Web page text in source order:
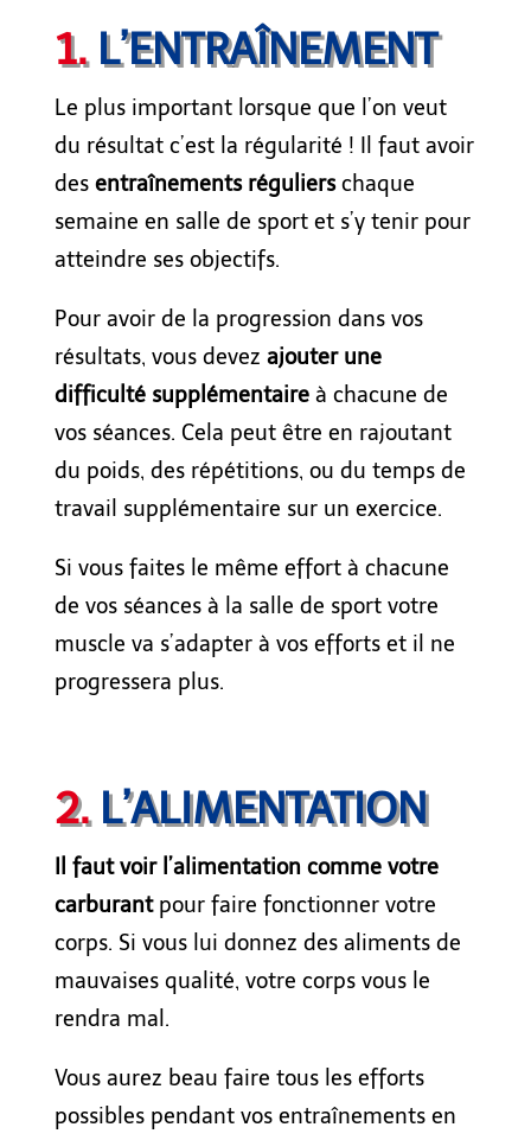
1.L’ENTRAÎNEMENT
Le plus important lorsque que l’on veut
du résultat c’est la régularité ! Il faut avoir
desentraînements régulierschaque
semaine en salle de sport et s’y tenir pour
atteindre ses objectifs.
Pour avoir de la progression dans vos
résultats, vous devezajouter une
difficulté supplémentaire à chacune de
vos séances. Cela peut être en rajoutant
du poids, des répétitions, ou du temps de
travail supplémentaire sur un exercice.
Si vous faites le même effort à chacune
de vos séances à la salle de sport votre
muscle va s’adapter à vos efforts et il ne
progressera plus.
2.L’ALIMENTATION
Il faut voir l’alimentation comme votre
carburantpour faire fonctionner votre
corps. Si vous lui donnez des aliments de
mauvaises qualité, votre corps vous le
rendra mal.
Vous aurez beau faire tous les efforts
possibles pendant vos entraînements en